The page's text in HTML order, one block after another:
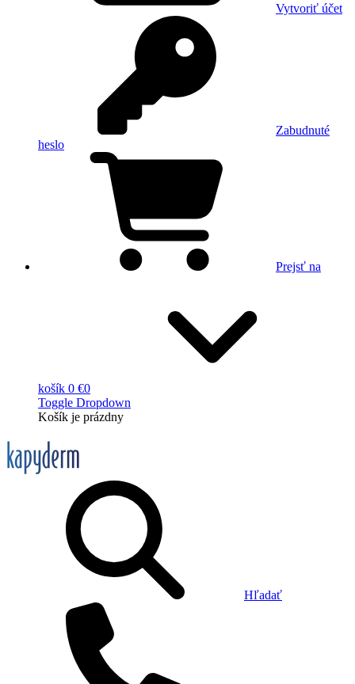
Vytvoriť účet
Zabudnuté
heslo
Prejsť na
košík 0 €0
Toggle Dropdown
Košík je prázdny
Hľadať